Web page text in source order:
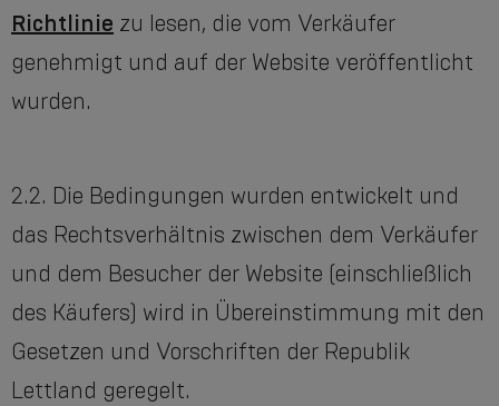
Richtlinie zu lesen, die vom Verkäufer
genehmigt und auf der Website veröffentlicht
wurden.
2.2. Die Bedingungen wurden entwickelt und
das Rechtsverhältnis zwischen dem Verkäufer
und dem Besucher der Website (einschließlich
des Käufers) wird in Übereinstimmung mit den
Gesetzen und Vorschriften der Republik
Lettland geregelt.